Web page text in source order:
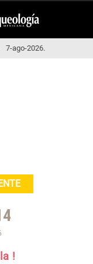
7-ago-2026.
!